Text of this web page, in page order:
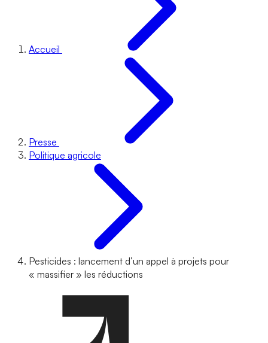
Accueil
Presse
Politique agricole
Pesticides : lancement d’un appel à projets pour
« massifier » les réductions